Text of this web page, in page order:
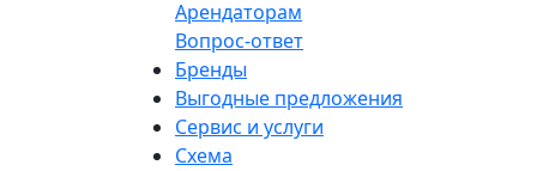
Арендаторам
Вопрос-ответ
Бренды
Выгодные предложения
Сервис и услуги
Схема